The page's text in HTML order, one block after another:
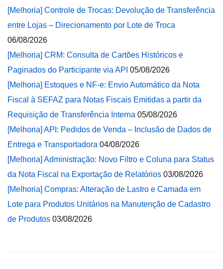
[Melhoria] Controle de Trocas: Devolução de Transferência
entre Lojas – Direcionamento por Lote de Troca
06/08/2026
[Melhoria] CRM: Consulta de Cartões Históricos e
Paginados do Participante via API 05/08/2026
[Melhoria] Estoques e NF-e: Envio Automático da Nota
Fiscal à SEFAZ para Notas Fiscais Emitidas a partir da
Requisição de Transferência Interna 05/08/2026
[Melhoria] API: Pedidos de Venda – Inclusão de Dados de
Entrega e Transportadora 04/08/2026
[Melhoria] Administração: Novo Filtro e Coluna para Status
da Nota Fiscal na Exportação de Relatórios 03/08/2026
[Melhoria] Compras: Alteração de Lastro e Camada em
Lote para Produtos Unitários na Manutenção de Cadastro
de Produtos 03/08/2026